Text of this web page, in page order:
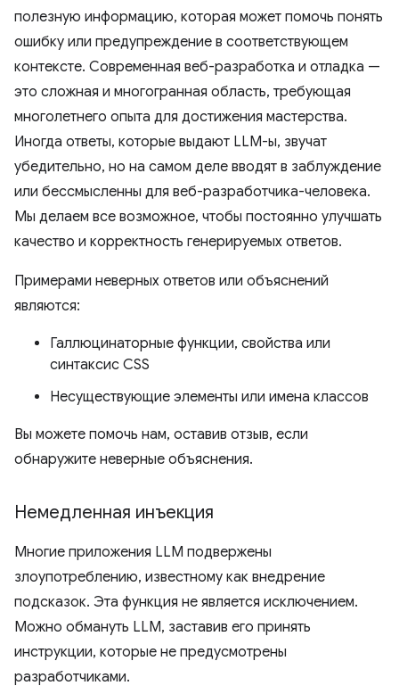
полезную информацию, которая может помочь понять
ошибку или предупреждение в соответствующем
контексте. Современная веб-разработка и отладка —
это сложная и многогранная область, требующая
многолетнего опыта для достижения мастерства.
Иногда ответы, которые выдают LLM-ы, звучат
убедительно, но на самом деле вводят в заблуждение
или бессмысленны для веб-разработчика-человека.
Мы делаем все возможное, чтобы постоянно улучшать
качество и корректность генерируемых ответов.
Примерами неверных ответов или объяснений
являются:
Галлюцинаторные функции, свойства или
синтаксис CSS
Несуществующие элементы или имена классов
Вы можете помочь нам, оставив отзыв, если
обнаружите неверные объяснения.
Немедленная инъекция
Многие приложения LLM подвержены
злоупотреблению, известному как внедрение
подсказок. Эта функция не является исключением.
Можно обмануть LLM, заставив его принять
инструкции, которые не предусмотрены
разработчиками.